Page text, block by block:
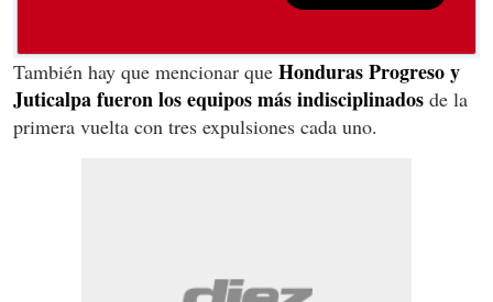
También hay que mencionar que Honduras Progreso y
Juticalpa fueron los equipos más indisciplinados de la
primera vuelta con tres expulsiones cada uno.